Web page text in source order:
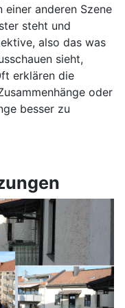
einer anderen Szene
steht und
also das was
sieht,
erklären die
oder
besser zu